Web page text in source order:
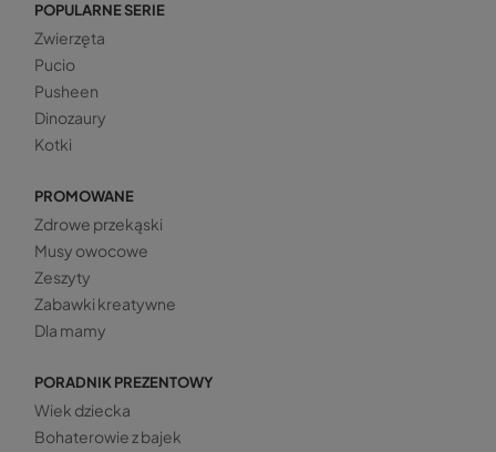
POPULARNE SERIE
Zwierzęta
Pucio
Pusheen
Dinozaury
Kotki
PROMOWANE
Zdrowe przekąski
Musy owocowe
Zeszyty
Zabawki kreatywne
Dla mamy
PORADNIK PREZENTOWY
Wiek dziecka
Bohaterowie z bajek